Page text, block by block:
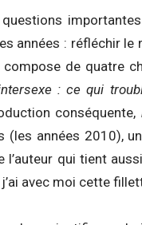
années : réfléchir
compose de quatre
: ce qui
conséquente,
années 2010),
l’auteur qui tient
avec moi cette